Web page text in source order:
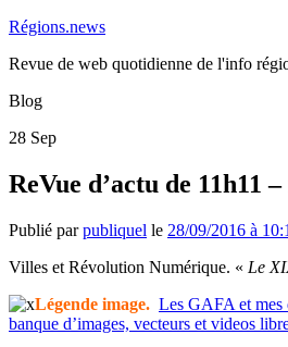
Régions.news
Revue de web quotidienne de l'info
Blog
28 Sep
ReVue d’actu de 11h11
Publié parpubliquel le 28/09/2016 à
Villes et Révolution Numérique. « Le
Légende image. Les GAFA et mes
banque d’images, vecteurs et videos